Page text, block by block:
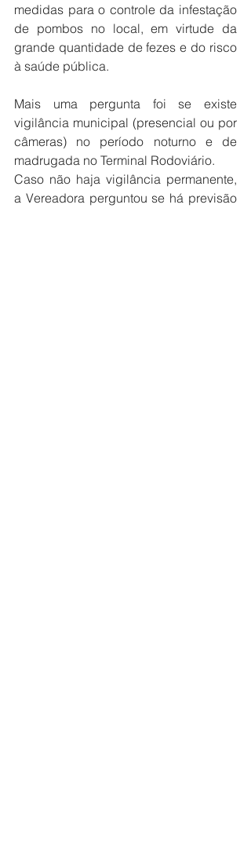
medidas para o controle da infestação
de pombos no local, em virtude da
grande quantidade de fezes e do risco
à saúde pública.
Mais uma pergunta foi se existe
vigilância municipal (presencial ou por
câmeras) no período noturno e de
madrugada no Terminal Rodoviário.
Caso não haja vigilância permanente,
a Vereadora perguntou se há previsão